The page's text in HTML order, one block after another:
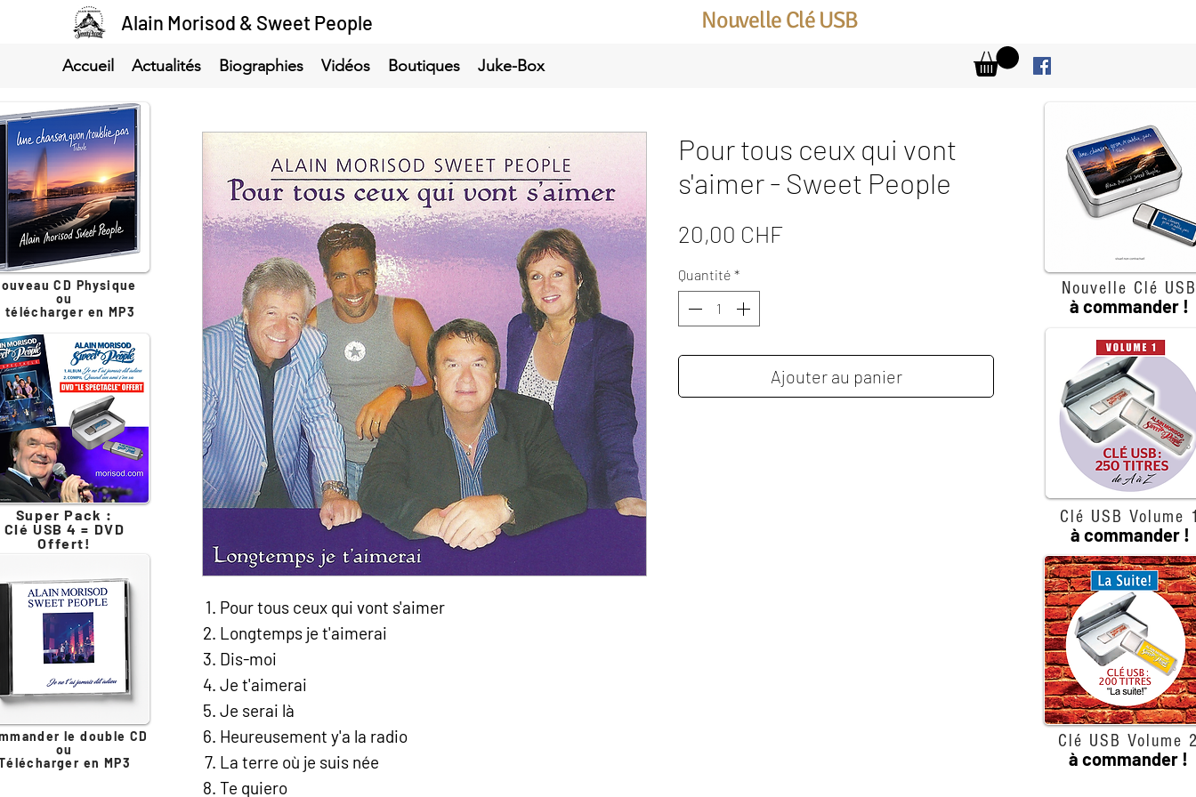
Alain Morisod & Sweet People Nouvelle Clé USB
Accueil Actualités Biographies Vidéos Boutiques Juke-Box
Pour tous ceux qui vont s'aimer
Longtemps je t'aimerai
Dis-moi
Je t'aimerai
Je serai là
Heureusement y'a la radio
La terre où je suis née
Te quiero
Pour tous ceux qui vont
s'aimer - Sweet People
20,00 CHFPrix
Quantité *
Ajouter au panier
Clé USB Volume
à commander !
Super Pack :
Clé USB 4 = DVD
Offert!
le double CD
ou
en MP3
Clé USB Volume
à commander !
CD Physique
ou
télécharger en MP3
Nouvelle Clé USB
à commander !